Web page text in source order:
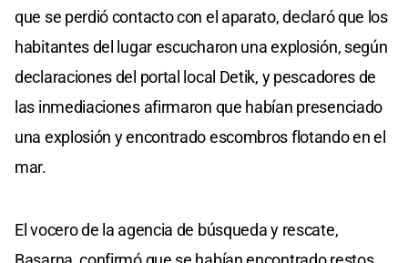
que se perdió contacto con el aparato, declaró que los
habitantes del lugar escucharon una explosión, según
declaraciones del portal local Detik, y pescadores de
las inmediaciones afirmaron que habían presenciado
una explosión y encontrado escombros flotando en el
mar.
El vocero de la agencia de búsqueda y rescate,